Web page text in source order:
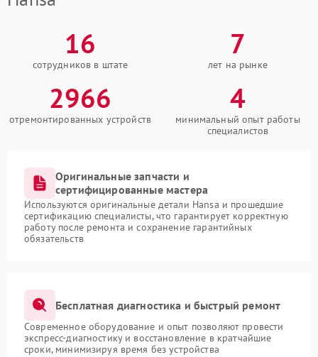
16
сотрудников в штате
7
лет на рынке
2966
отремонтированных устройств
4
минимальный опыт работы
специалистов
Оригинальные запчасти и
сертифицированные мастера
Используются оригинальные детали Hansa и прошедшие
сертификацию специалисты, что гарантирует корректную
работу после ремонта и сохранение гарантийных
обязательств
Бесплатная диагностика и быстрый ремонт
Современное оборудование и опыт позволяют провести
экспресс-диагностику и восстановление в кратчайшие
сроки, минимизируя время без устройства